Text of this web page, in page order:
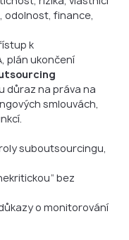
odolnost, finance,
k
plán ukončení
důraz na práva na
smlouvách,
suboutsourcingu,
bez
o monitorování